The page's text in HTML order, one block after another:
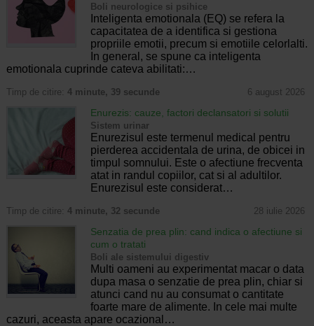
Boli neurologice si psihice
Inteligenta emotionala (EQ) se refera la
capacitatea de a identifica si gestiona
propriile emotii, precum si emotiile celorlalti.
In general, se spune ca inteligenta
emotionala cuprinde cateva abilitati:…
Timp de citire: 4 minute, 39 secunde 6 august 2026
Enurezis: cauze, factori declansatori si solutii
Sistem urinar
Enurezisul este termenul medical pentru
pierderea accidentala de urina, de obicei in
timpul somnului. Este o afectiune frecventa
atat in randul copiilor, cat si al adultilor.
Enurezisul este considerat…
Timp de citire: 4 minute, 32 secunde 28 iulie 2026
Senzatia de prea plin: cand indica o afectiune si
cum o tratati
Boli ale sistemului digestiv
Multi oameni au experimentat macar o data
dupa masa o senzatie de prea plin, chiar si
atunci cand nu au consumat o cantitate
foarte mare de alimente. In cele mai multe
cazuri, aceasta apare ocazional…